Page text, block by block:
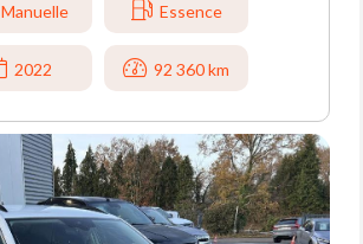
Manuelle Essence
2022 92 360 km